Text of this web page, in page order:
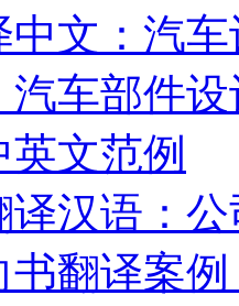
中文：汽
汽车部件
文范例
译汉语：
书翻译案